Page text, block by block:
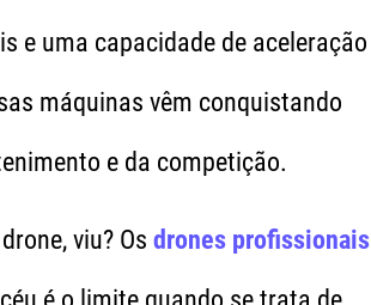
e uma capacidade de aceleração
máquinas vêm conquistando
e da competição.
viu? Os drones profissionais